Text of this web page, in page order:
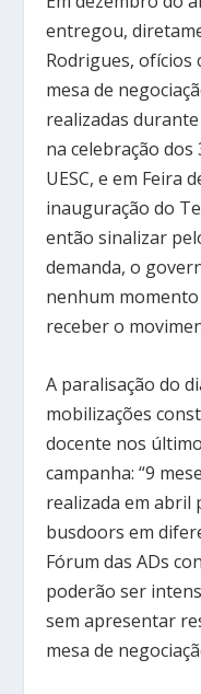
entregou,
Rodrigues,
mesa de
realizadas
na celebração dos
UESC, e em Feira
inauguração do
então sinalizar
demanda, o
nenhum
receber o
A paralisação do
mobilizações
docente nos
campanha: “9
realizada em abril
busdoors em
Fórum das ADs
poderão ser
sem apresentar
mesa de